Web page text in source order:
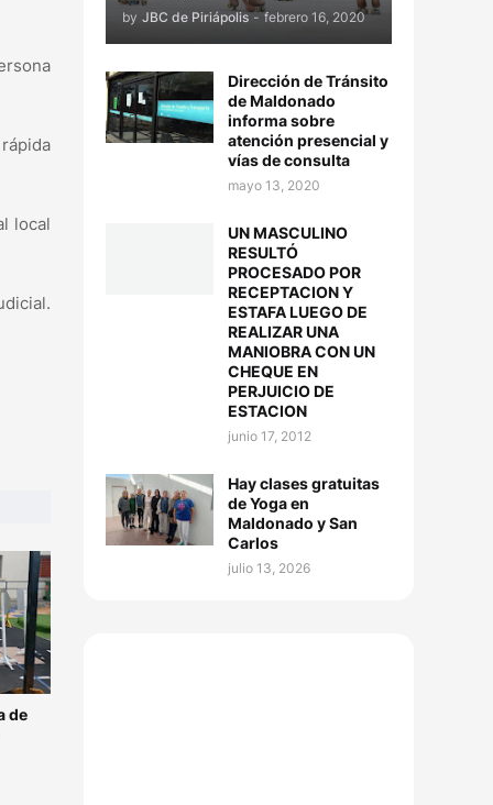
local
de
by JBC de Piriápolis - febrero 16, 2020
Dirección de Tránsito
de Maldonado
informa sobre
atención presencial y
vías de consulta
mayo 13, 2020
UN MASCULINO
RESULTÓ
PROCESADO POR
RECEPTACION Y
ESTAFA LUEGO DE
REALIZAR UNA
MANIOBRA CON UN
CHEQUE EN
PERJUICIO DE
ESTACION
junio 17, 2012
Hay clases gratuitas
de Yoga en
Maldonado y San
Carlos
julio 13, 2026